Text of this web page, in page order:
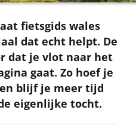
fietsgids wales
dat echt helpt. De
dat je vlot naar het
gaat. Zo hoef je
blijf je meer tijd
eigenlijke tocht.